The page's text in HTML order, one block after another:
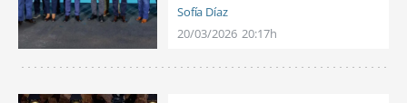
Sofía Díaz
20/03/2026 20:17h